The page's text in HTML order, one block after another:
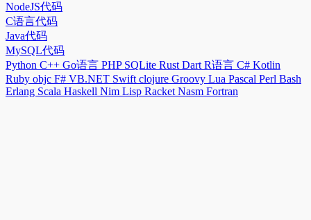
NodeJS代码
C语言代码
Java代码
MySQL代码
Python C++ Go语言 PHP SQLite Rust Dart R语言 C# Kotlin
Ruby objc F# VB.NET Swift clojure Groovy Lua Pascal Perl Bash
Erlang Scala Haskell Nim Lisp Racket Nasm Fortran